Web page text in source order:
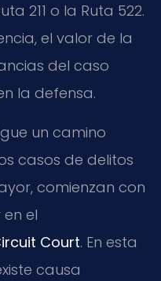
211 o la Ruta 522.
el valor de la
del caso
la defensa.
un camino
casos de delitos
comienzan con
el
Court. En esta
causa